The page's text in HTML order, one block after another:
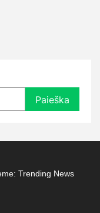
Paieška
Trending News